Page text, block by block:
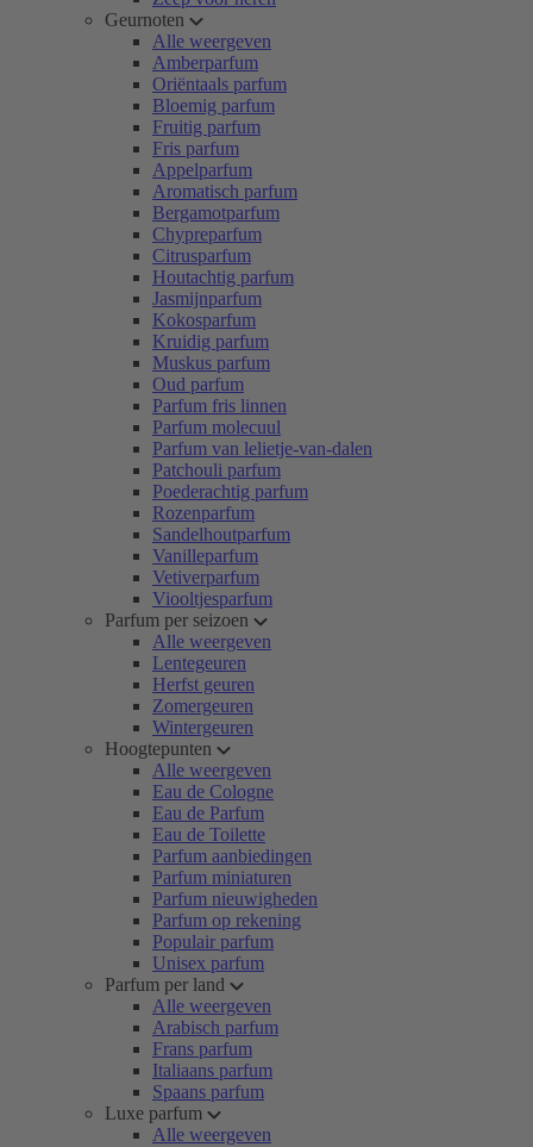
Geurnoten
Alle weergeven
Amberparfum
Oriëntaals parfum
Bloemig parfum
Fruitig parfum
Fris parfum
Appelparfum
Aromatisch parfum
Bergamotparfum
Chypreparfum
Citrusparfum
Houtachtig parfum
Jasmijnparfum
Kokosparfum
Kruidig parfum
Muskus parfum
Oud parfum
Parfum fris linnen
Parfum molecuul
Parfum van lelietje-van-dalen
Patchouli parfum
Poederachtig parfum
Rozenparfum
Sandelhoutparfum
Vanilleparfum
Vetiverparfum
Viooltjesparfum
Parfum per seizoen
Alle weergeven
Lentegeuren
Herfst geuren
Zomergeuren
Wintergeuren
Hoogtepunten
Alle weergeven
Eau de Cologne
Eau de Parfum
Eau de Toilette
Parfum aanbiedingen
Parfum miniaturen
Parfum nieuwigheden
Parfum op rekening
Populair parfum
Unisex parfum
Parfum per land
Alle weergeven
Arabisch parfum
Frans parfum
Italiaans parfum
Spaans parfum
Luxe parfum
Alle weergeven